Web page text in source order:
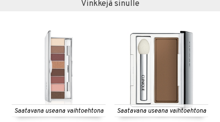
Vinkkejä sinulle
Saatavana useana vaihtoehtona Saatavana useana vaihtoehtona